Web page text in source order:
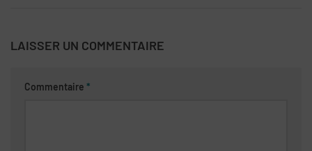
LAISSER UN COMMENTAIRE
Commentaire *